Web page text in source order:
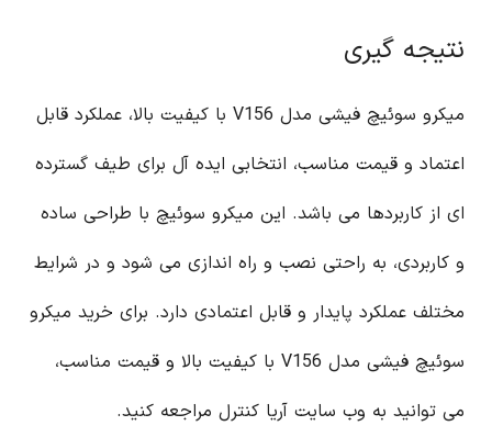
نتیجه گیری
میکرو سوئیچ فیشی مدل V156 با کیفیت بالا، عملکرد قابل
اعتماد و قیمت مناسب، انتخابی ایده آل برای طیف گسترده
ای از کاربردها می باشد. این میکرو سوئیچ با طراحی ساده
و کاربردی، به راحتی نصب و راه اندازی می شود و در شرایط
مختلف عملکرد پایدار و قابل اعتمادی دارد. برای خرید میکرو
سوئیچ فیشی مدل V156 با کیفیت بالا و قیمت مناسب،
می توانید به وب سایت آریا کنترل مراجعه کنید.